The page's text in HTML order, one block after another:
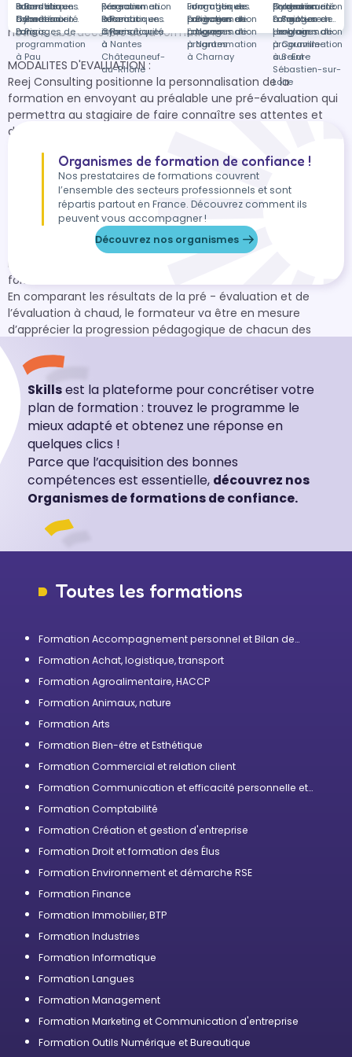
un livret de fiches pratiques récapitulant les différentes
notions abordées lors de la formation.
MODALITES D'EVALUATION :
Reej Consulting positionne la personnalisation de la
formation en envoyant au préalable une pré-évaluation qui
permettra au stagiaire de faire connaître ses attentes et
d’évaluer ses compétences actuelles et à acquérir. Former
sera remplie à la fin de chaque session de formation. De
plus, le formateur place chacun des stagiaires en tant
qu’acteur de sa formation lors de séquences pédagogiques
interactives ( questions-réponses, exercices et corrigés). Et
plusieurs dispositifs d’évaluation tels que les quizz, des mises
en situation des évaluations à chaud rythment
l’apprentissage des stagiaires lors de chacune des
formations.
En comparant les résultats de la pré - évaluation et de
l’évaluation à chaud, le formateur va être en mesure
d’apprécier la progression pédagogique de chacun des
formation pour que le processus d’acquisition des
compétences du
stagiaire se poursuive au-delà de la formation grâce à des
outils de e-learning gratuits.
Ces indicateurs vont également permettre à Reej
Consulting d’amélioration continue pour l’ensemble de ses
formations.
Un mois après la formation, une évaluation à froid est
envoyée au stagiaire et au commanditaire pour faire un
pratiques au sein de l’entreprise.
L'équipe pédagogique
Chloé Bolognesi - Responsable Formation
Nicolas Messica - CEO
à Bordeaux
Bordeaux
informatiques
à Bordeaux
programmation
à Paris
informatiques
à Bièvres
programmation
à Saint-
Herblain
Bases de
données à
Paris
Réseaux
informatiques
à Paris
Langages de
programmation
à Noves
Cybersécurité
à Toulouse
Formation en
Cybersécurité
à Paris
Formation en
Réseaux
informatiques
à Nantes
Formation en
Langages de
programmation
à Nantes
Formation en
Langages de
programmation
à Courville-
sur-Eure
Formation en
Langages de
programmation
à Pau
Formation en
Cybersécurité
à
Châteauneuf-
du-Rhône
Formation en
Langages de
programmation
à Charnay
Formation en
Langages de
programmation
à Saint-
Sébastien-sur-
Loire
Organismes de formation de confiance !
Nos prestataires de formations couvrent
l’ensemble des secteurs professionnels et sont
répartis partout en France. Découvrez comment ils
peuvent vous accompagner !
Découvrez nos organismes
Skillsest la plateforme pour concrétiser votre
plan de formation : trouvez le programme le
mieux adapté et obtenez une réponse en
quelques clics !
Parce que l’acquisition des bonnes
compétences est essentielle, découvrez nos
Organismes de formations de confiance.
Toutes les formations
Formation Accompagnement personnel et Bilan de
Formation Achat, logistique, transport
Formation Agroalimentaire, HACCP
Formation Animaux, nature
Formation Arts
Formation Bien-être et Esthétique
Formation Commercial et relation client
Formation Communication et efficacité personnelle et
Formation Comptabilité
Formation Création et gestion d'entreprise
Formation Droit et formation des Élus
Formation Environnement et démarche RSE
Formation Finance
Formation Immobilier, BTP
Formation Industries
Formation Informatique
Formation Langues
Formation Management
Formation Marketing et Communication d'entreprise
Formation Outils Numérique et Bureautique